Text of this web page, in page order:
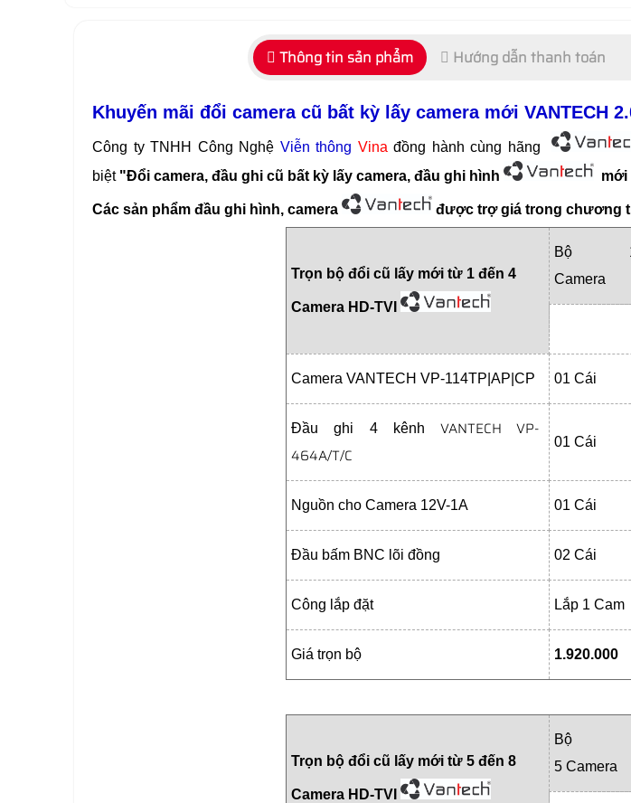
Thông tin sản phẩm Hướng dẫn thanh toán
Khuyến mãi đổi camera cũ bất kỳ lấy camera mới VANTECH
Công ty TNHH Công Nghệ Viễn thông Vina đồng hành cùng hãng
biệt "Đổi camera, đầu ghi cũ bất kỳ lấy camera, đầu ghi hình mới
Các sản phẩm đầu ghi hình, camera được trợ giá trong chương
Trọn bộ đổi cũ lấy mới từ 1 đến 4
Camera HD-TVI
Bộ
Camera
Camera VANTECH VP-114TP|AP|CP 01 Cái
Đầu ghi 4 kênhVANTECH VP-
464A/T/C
01 Cái
Nguồn cho Camera 12V-1A 01 Cái
Đầu bấm BNC lõi đồng 02 Cái
Công lắp đặt Lắp 1 Cam
Giá trọn bộ 1.920.000
Trọn bộ đổi cũ lấy mới từ 5 đến 8
Camera HD-TVI
Bộ
5 Camera